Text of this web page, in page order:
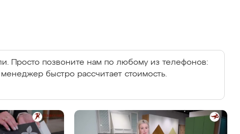
Просто позвоните нам по любому из телефонов:
быстро рассчитает стоимость.